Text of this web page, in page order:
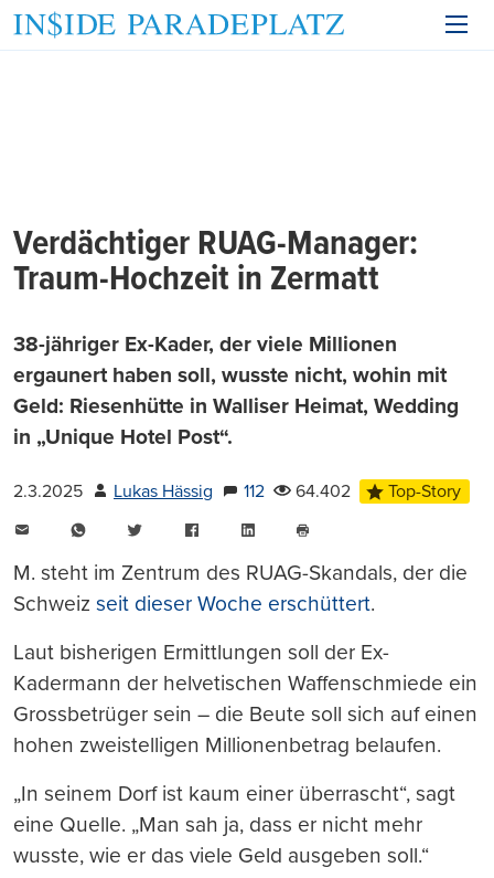
Verdächtiger RUAG-Manager:
Traum-Hochzeit in Zermatt
38-jähriger Ex-Kader, der viele Millionen
ergaunert haben soll, wusste nicht, wohin mit
Geld: Riesenhütte in Walliser Heimat, Wedding
in „Unique Hotel Post“.
2.3.2025 Lukas Hässig 112 64.402
Top-Story
WhatsAppTwitter FacebookLinkedIn
drucken
M. steht im Zentrum des RUAG-Skandals, der die
Schweiz seit dieser Woche erschüttert.
Laut bisherigen Ermittlungen soll der Ex-
Kadermann der helvetischen Waffenschmiede ein
Grossbetrüger sein – die Beute soll sich auf einen
hohen zweistelligen Millionenbetrag belaufen.
„In seinem Dorf ist kaum einer überrascht“, sagt
eine Quelle. „Man sah ja, dass er nicht mehr
wusste, wie er das viele Geld ausgeben soll.“